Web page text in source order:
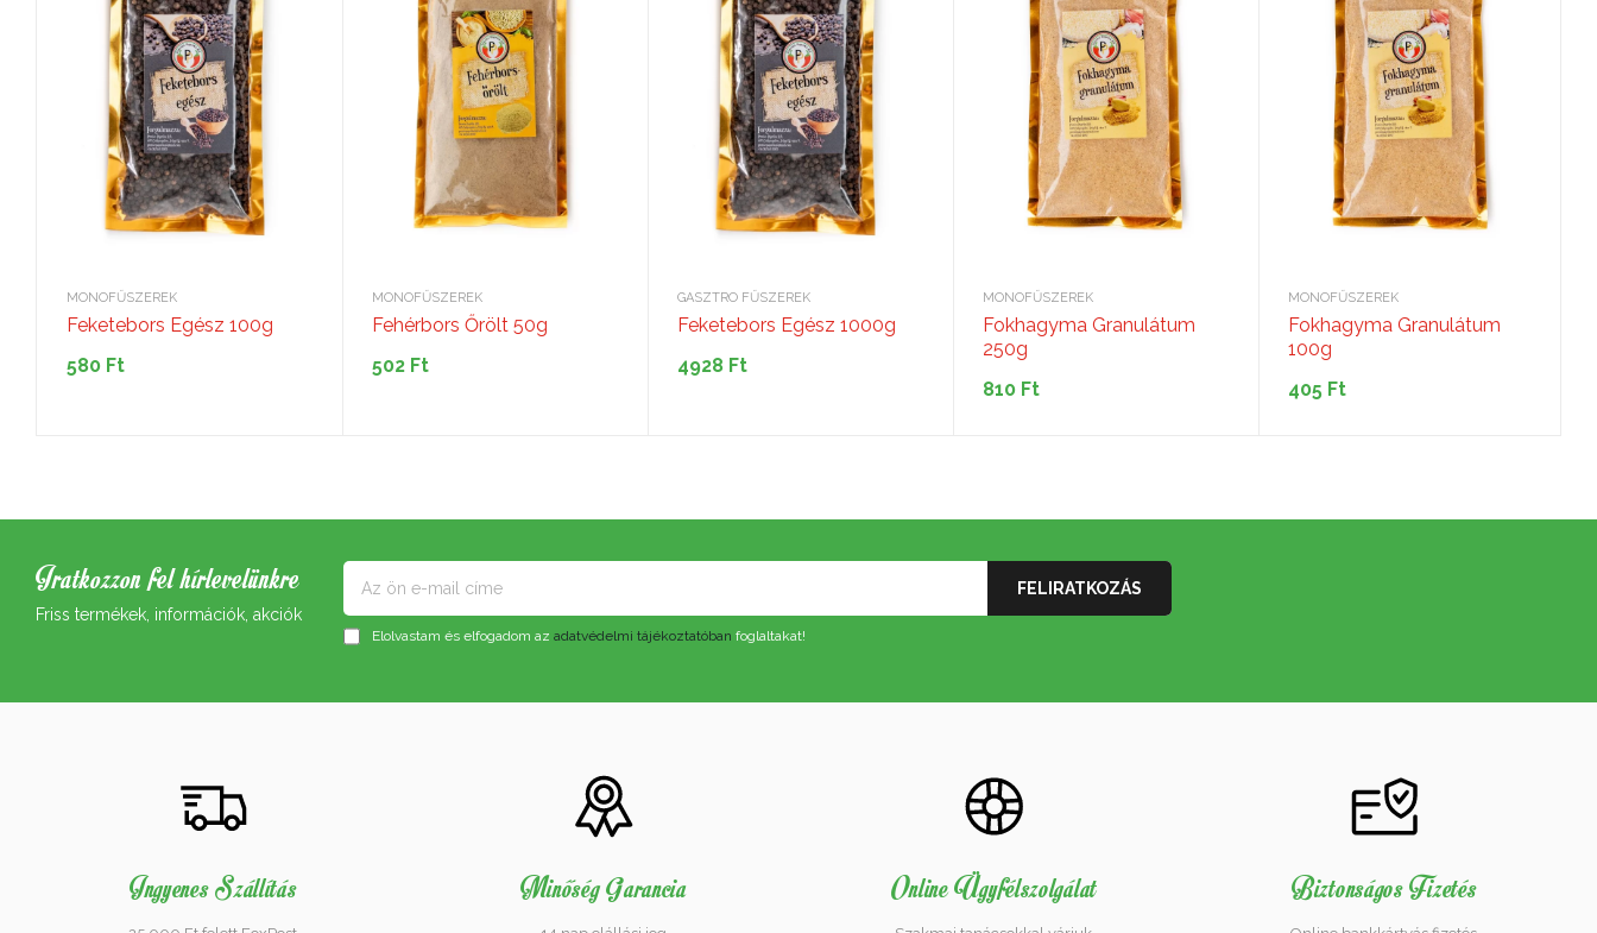
MONOFŰSZEREK
Feketebors Egész 100g
580 Ft
MONOFŰSZEREK
Fehérbors Őrölt 50g
502 Ft
GASZTRO FŰSZEREK
Feketebors Egész 1000g
4928 Ft
MONOFŰSZEREK
Fokhagyma Granulátum
250g
810 Ft
MONOFŰSZEREK
Fokhagyma Granulátum
100g
405 Ft
Iratkozzon fel hírlevelünkre
Friss termékek, információk, akciók
Elolvastam és elfogadom az adatvédelmi tájékoztatóban foglaltakat!
Ingyenes Szállítás Minőség Garancia Online Ügyfélszolgálat Biztonságos Fizetés